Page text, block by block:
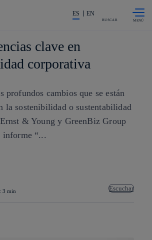
La acción en accionistas e
ES EN
BUSCAR
clave en
corporativa
profundos cambios que se están
la sostenibilidad o sustentabilidad
& Young y GreenBiz Group
informe “...
3 min Escuchar